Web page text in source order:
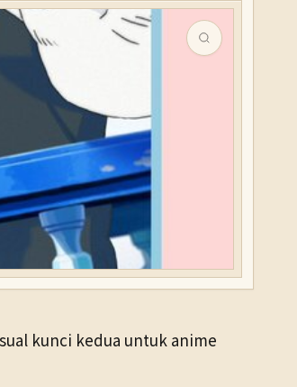
kunci kedua untuk anime